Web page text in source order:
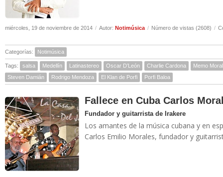
miércoles, 19 de noviembre de 2014 / Autor: Notimúsica / Número de vistas (2608) /
Categorías: Notimúsica
Tags: salsa Medellín Latinastereo Oscar D’León Charlie Cardona
Memo
Steven Damián
Rodrigo Mendoza El Klan de Porfi Porfi Baloa
Fallece en Cuba Carlos
Fundador y guitarrista de Irakere
Los amantes de la música cubana y en
Carlos Emilio Morales, fundador y